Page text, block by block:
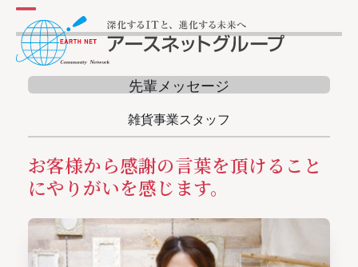
Skip
content
メ
ニ
ュ
を
開
く
メ
ニ
ュ
を
閉
じ
る
先輩メッセージ
雑貨事業スタッフ
お客様から感謝の言葉を頂けること
にやりがいを感じます。